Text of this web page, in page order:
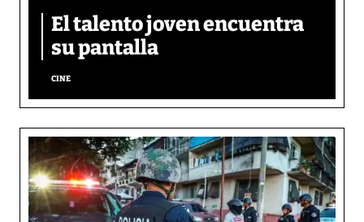
El talento joven encuentra
su pantalla​
CINE